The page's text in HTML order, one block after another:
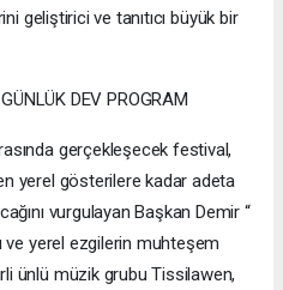
geliştirici ve tanıtıcı büyük bir
DEV PROGRAM
gerçekleşecek festival,
yerel gösterilere kadar adeta
vurgulayan Başkan Demir “
ve yerel ezgilerin muhteşem
ünlü müzik grubu Tissilawen,